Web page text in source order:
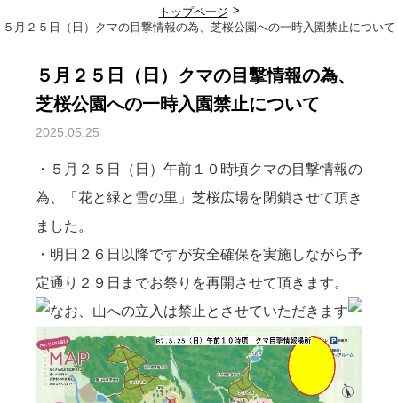
トップページ
５月２５日（日）クマの目撃情報の為、芝桜公園への一時入園禁止について
５月２５日（日）クマの目撃情報の為、
芝桜公園への一時入園禁止について
2025.05.25
・５月２５日（日）午前１０時頃クマの目撃情報の
為、「花と緑と雪の里」芝桜広場を閉鎖させて頂き
ました。
・明日２６日以降ですが安全確保を実施しながら予
定通り２９日までお祭りを再開させて頂きます。
なお、 山への立入は禁止とさせていただきます